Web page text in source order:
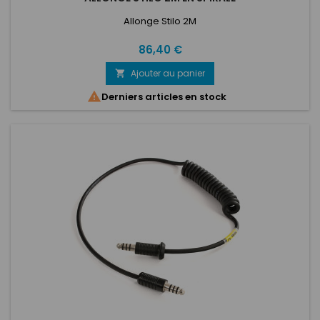
Allonge Stilo 2M
Prix
86,40 €
 Ajouter au panier
Derniers articles en stock